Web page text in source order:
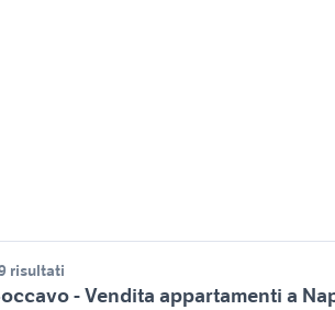
risultati
- Vendita appartamenti a